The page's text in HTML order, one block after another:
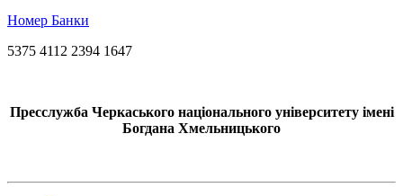
Номер Банки
5375 4112 2394 1647
Пресслужба Черкаського національного університету імені
Богдана Хмельницького